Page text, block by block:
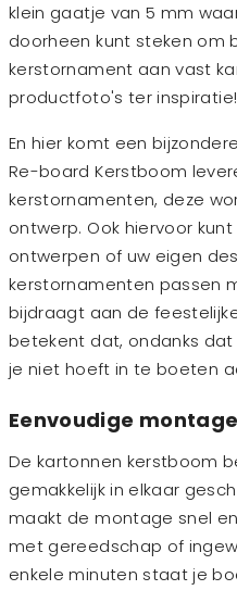
klein gaatje van 5 mm
doorheen kunt steken om
kerstornament aan vast
productfoto's ter inspiratie!
En hier komt een
Re-board Kerstboom
kerstornamenten, deze
ontwerp. Ook hiervoor
ontwerpen of uw eigen
kerstornamenten passen
bijdraagt aan de
betekent dat, ondanks
je niet hoeft in te boeten
Eenvoudige montage
De kartonnen kerstboom
gemakkelijk in elkaar
maakt de montage snel
met gereedschap of
enkele minuten staat je